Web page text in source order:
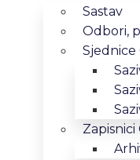
Sastav
Odbori,
Sjednice
Zapisnici